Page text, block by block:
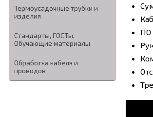
Термоусадочные трубки и
изделия
Стандарты, ГОСТы,
Обучающие материалы
Обработка кабеля и
проводов
ПО